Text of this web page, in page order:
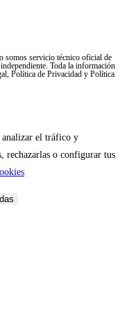
servicio técnico oficial de
Toda la información
Política de Privacidad y Política
analizar el tráfico y
rechazarlas o configurar tus